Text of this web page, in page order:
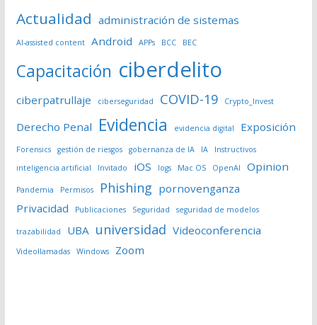
Actualidad administración de sistemas
AI-assisted content Android APPs BCC BEC
Capacitación ciberdelito
ciberpatrullaje ciberseguridad COVID-19 Crypto_Invest
Derecho Penal Evidencia evidencia digital Exposición
Forensics gestión de riesgos gobernanza de IA IA
Instructivos
inteligencia artificial
Invitado iOS logs Mac OS OpenAI Opinion
Pandemia Permisos Phishing pornovenganza
Privacidad
Publicaciones Seguridad seguridad de modelos
trazabilidad UBA universidad Videoconferencia
Videollamadas Windows Zoom